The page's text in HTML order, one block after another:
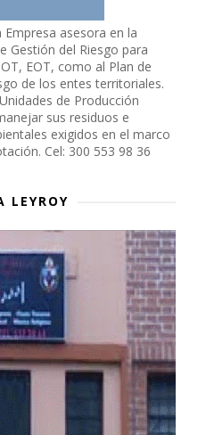
asesora en la
Gestión del Riesgo para
EOT, como al Plan de
de los entes territoriales.
de Producción
sus residuos e
exigidos en el marco
Cel: 300 553 98 36
LEYROY